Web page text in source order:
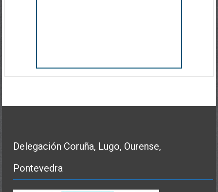
Delegación Coruña, Lugo, Ourense,
Pontevedra